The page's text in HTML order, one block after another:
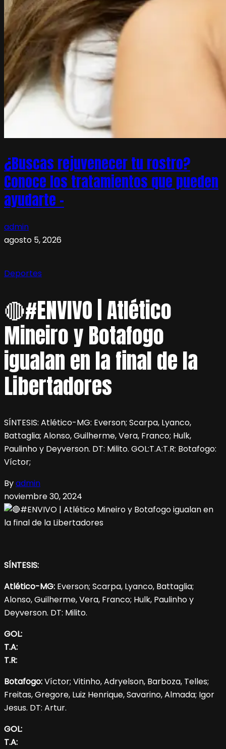
¿Buscas rejuvenecer tu rostro?
Conoce los tratamientos que pueden
ayudarte –
admin
agosto 5, 2026
Deportes
🔴#ENVIVO | Atlético
Mineiro y Botafogo
igualan en la final de la
Libertadores
SÍNTESIS: Atlético-MG: Everson; Scarpa, Lyanco,
Battaglia; Alonso, Guilherme, Vera, Franco; Hulk,
Paulinho y Deyverson. DT: Milito. GOL:T.A:T.R: Botafogo:
Víctor;
Byadmin
noviembre 30, 2024
SÍNTESIS:
Atlético-MG: Everson; Scarpa, Lyanco, Battaglia;
Alonso, Guilherme, Vera, Franco; Hulk, Paulinho y
Deyverson. DT: Milito.
GOL:
T.A:
T.R:
Botafogo:Víctor; Vitinho, Adryelson, Barboza, Telles;
Freitas, Gregore, Luiz Henrique, Savarino, Almada; Igor
Jesus. DT: Artur.
GOL:
T.A: